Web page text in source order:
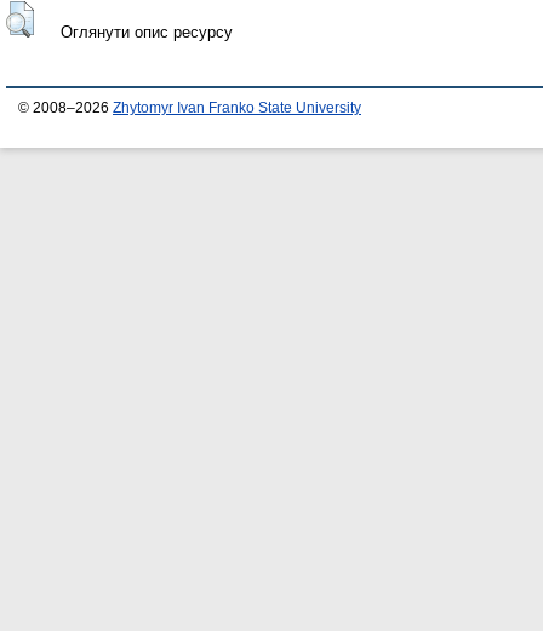
Оглянути опис ресурсу
© 2008–2026 Zhytomyr Ivan Franko State University